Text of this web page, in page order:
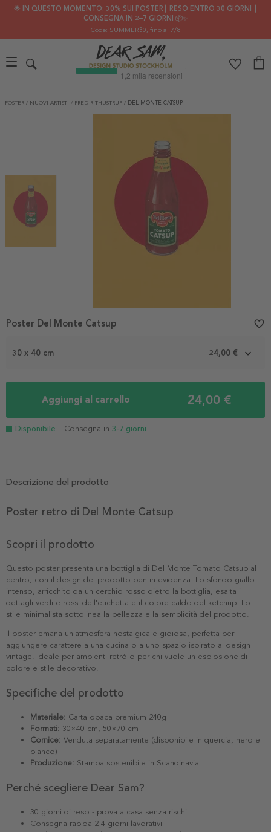
🌟 IN QUESTO MOMENTO: 30% SUI POSTER┃ RESO ENTRO 30 GIORNI ┃
CONSEGNA IN 2–7 GIORNI 📦✨
Code: SUMMER30, fino al 7/8
POSTER / NUOVI ARTISTI / FRED R THUSTRUP / DEL MONTE CATSUP
30 x 40 cm 24,00 €
Aggiungi al carrello 24,00 €
Disponibile - Consegna in 3-7 giorni
Poster Del Monte Catsup favorite_border
Descrizione del prodotto
Poster retro di Del Monte Catsup
Scopri il prodotto
Questo poster presenta una bottiglia di Del Monte Tomato Catsup al
centro, con il design del prodotto ben in evidenza. Lo sfondo giallo
intenso, arricchito da un cerchio rosso dietro la bottiglia, esalta i
dettagli verdi e rossi dell'etichetta e il colore caldo del ketchup. Lo
stile minimalista sottolinea la bellezza e la semplicità del prodotto.
Il poster emana un'atmosfera nostalgica e gioiosa, perfetta per
aggiungere carattere a una cucina o a uno spazio ispirato al design
vintage. Ideale per ambienti retrò o per chi vuole un esplosione di
colore e stile decorativo.
Specifiche del prodotto
Materiale: Carta opaca premium 240g
Formati: 30×40 cm, 50×70 cm
Cornice: Venduta separatamente (disponibile in quercia, nero e
bianco)
Produzione: Stampa sostenibile in Scandinavia
Perché scegliere Dear Sam?
30 giorni di reso - prova a casa senza rischi
Consegna rapida 2-4 giorni lavorativi